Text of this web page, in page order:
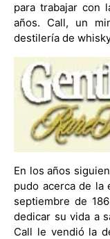
para trabajar con
años. Call, un
destilería de
En los años
pudo acerca de la
septiembre de
dedicar su vida a
Call le vendió la